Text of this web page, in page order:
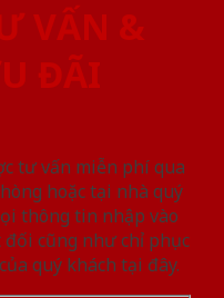
VẤN &
ĐÃI
tư vấn miễn phí qua
hoặc tại nhà quý
thông tin nhập vào
cũng như chỉ phục
quý khách tại đây.